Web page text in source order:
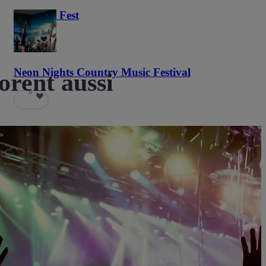
Haunted Fest
58
Neon Nights Country Music Festival
6 aussi